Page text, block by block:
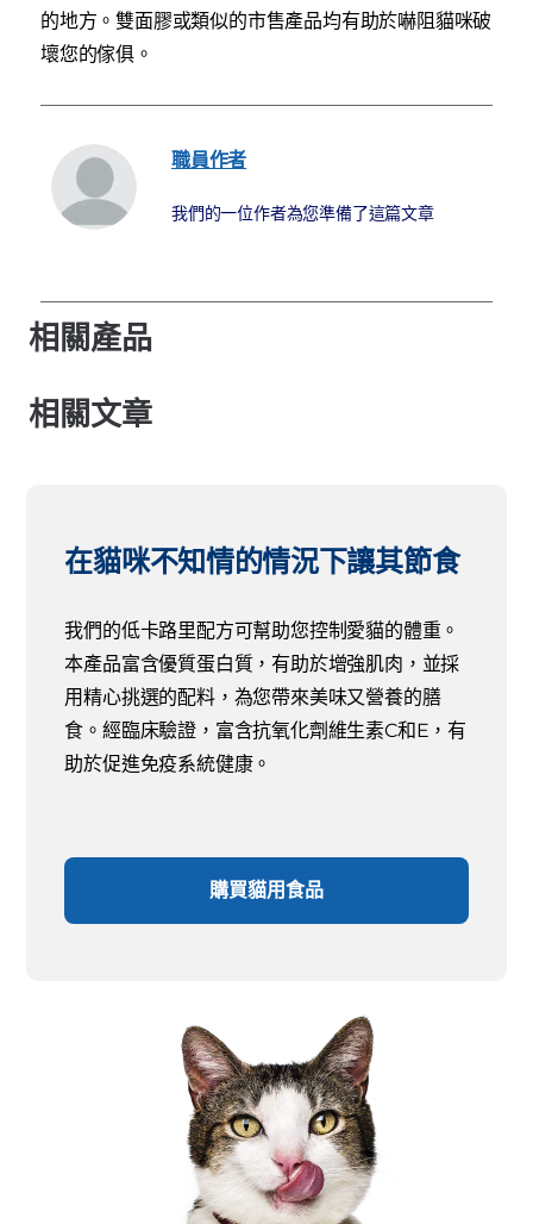
的地方。雙面膠或類似的市售產品均有助於嚇阻貓咪破
壞您的傢俱。
職員作者
我們的一位作者為您準備了這篇文章
相關產品
相關文章
在貓咪不知情的情況下讓其節食
我們的低卡路里配方可幫助您控制愛貓的體重。
本產品富含優質蛋白質，有助於增強肌肉，並採
用精心挑選的配料，為您帶來美味又營養的膳
食。經臨床驗證，富含抗氧化劑維生素C和E，有
助於促進免疫系統健康。
購買貓用食品